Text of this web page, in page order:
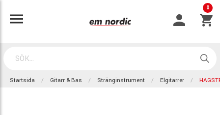
0
Startsida Gitarr & Bas Stränginstrument Elgitarrer